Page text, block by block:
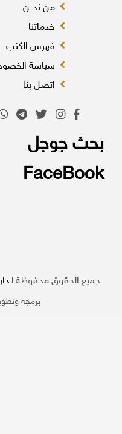
من نحــن
خدماتنا
فهرس الكتب
سياسة
اتصل بنا
بحث جوجل
FaceBook
جميع الحقوق محفوظة لـ دار
برمجة وتطوير